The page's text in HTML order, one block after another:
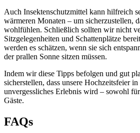
Auch Insektenschutzmittel kann hilfreich
wärmeren Monaten – um sicherzustellen,
wohlfühlen. Schließlich sollten wir nicht
Sitzgelegenheiten und Schattenplätze
werden es schätzen, wenn sie sich
der prallen Sonne sitzen müssen.
Indem wir diese Tipps befolgen und gut
sicherstellen, dass unsere Hochzeitsfeier
unvergessliches Erlebnis wird – sowohl
Gäste.
FAQs